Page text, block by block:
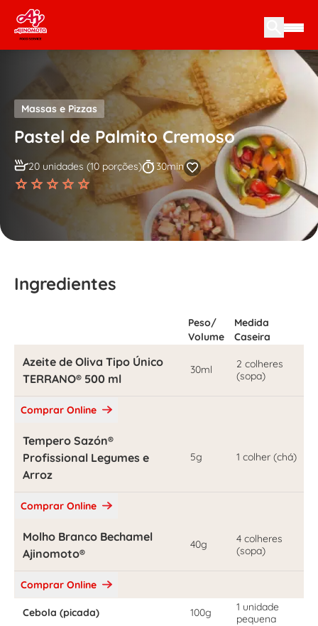
Skip to content
Massas e Pizzas
Pastel de Palmito Cremoso
20 unidades (10 porções) 30min
Ingredientes
Peso/
Volume
Medida
Caseira
Azeite de Oliva Tipo Único
TERRANO® 500 ml
30ml
2 colheres
(sopa)
Comprar Online
Tempero Sazón®
Profissional Legumes e
Arroz
5g 1 colher (chá)
Comprar Online
Molho Branco Bechamel
Ajinomoto®
40g
4 colheres
(sopa)
Comprar Online
Cebola (picada) 100g
1 unidade
pequena